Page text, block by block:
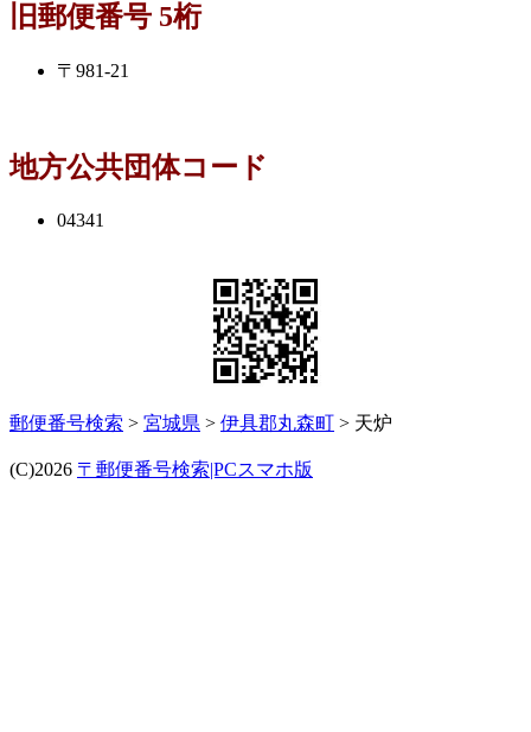
旧郵便番号 5桁
〒981-21
地方公共団体コード
04341
郵便番号検索 > 宮城県 > 伊具郡丸森町 > 天炉
(C)2026 〒郵便番号検索|PCスマホ版